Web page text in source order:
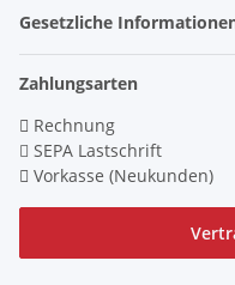
Gesetzliche
Zahlungsarten
Rechnung
SEPA Lastschrift
Vorkasse (Neukunden)